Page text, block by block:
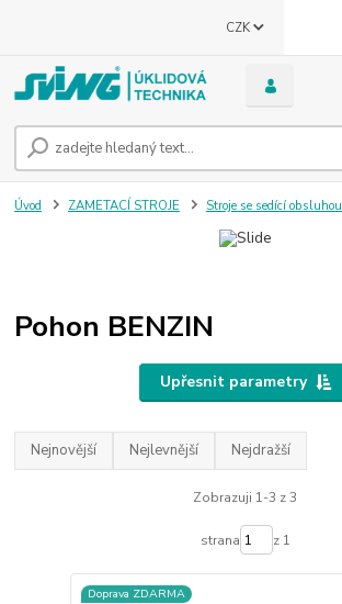
CZK
Úvod ZAMETACÍ STROJE Stroje se sedící obsluhou
Pohon BENZIN
Upřesnit parametry
Nejnovější Nejlevnější Nejdražší
Zobrazuji 1-3 z 3
strana z 1
Doprava ZDARMA